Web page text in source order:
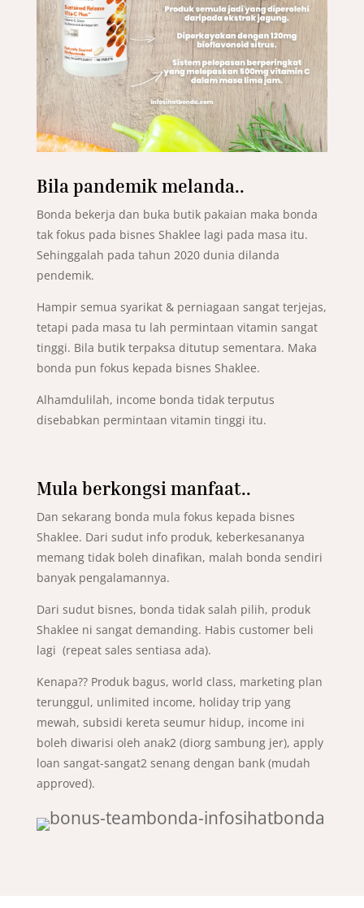
Bila pandemik melanda..
Bonda bekerja dan buka butik pakaian maka bonda
tak fokus pada bisnes Shaklee lagi pada masa itu.
Sehinggalah pada tahun 2020 dunia dilanda
pendemik.
Hampir semua syarikat & perniagaan sangat terjejas,
tetapi pada masa tu lah permintaan vitamin sangat
tinggi. Bila butik terpaksa ditutup sementara. Maka
bonda pun fokus kepada bisnes Shaklee.
Alhamdulilah, income bonda tidak terputus
disebabkan permintaan vitamin tinggi itu.
Mula berkongsi manfaat..
Dan sekarang bonda mula fokus kepada bisnes
Shaklee. Dari sudut info produk, keberkesananya
memang tidak boleh dinafikan, malah bonda sendiri
banyak pengalamannya.
Dari sudut bisnes, bonda tidak salah pilih, produk
Shaklee ni sangat demanding. Habis customer beli
lagi (repeat sales sentiasa ada).
Kenapa?? Produk bagus, world class, marketing plan
terunggul, unlimited income, holiday trip yang
mewah, subsidi kereta seumur hidup, income ini
boleh diwarisi oleh anak2 (diorg sambung jer), apply
loan sangat-sangat2 senang dengan bank (mudah
approved).